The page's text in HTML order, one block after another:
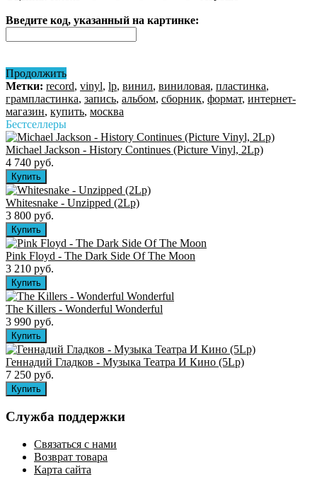
Введите код, указанный на картинке:
Продолжить
Метки: record, vinyl, lp, винил, виниловая, пластинка,
грампластинка, запись, альбом, сборник, формат, интернет-
магазин, купить, москва
Бестселлеры
Michael Jackson - History Continues (Picture Vinyl, 2Lp)
4 740 руб.
Whitesnake - Unzipped (2Lp)
3 800 руб.
Pink Floyd - The Dark Side Of The Moon
3 210 руб.
The Killers ‎- Wonderful Wonderful
3 990 руб.
Геннадий Гладков - Музыка Театра И Кино (5Lp)
7 250 руб.
Служба поддержки
Связаться с нами
Возврат товара
Карта сайта